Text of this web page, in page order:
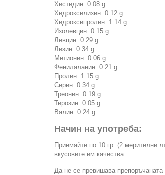
Хистидин: 0.08 g
Хидроксилизин: 0.12 g
Хидроксипролин: 1.14 g
Изолевцин: 0.15 g
Левцин: 0.29 g
Лизин: 0.34 g
Метионин: 0.06 g
Фенилаланин: 0.21 g
Пролин: 1.15 g
Серин: 0.34 g
Треонин: 0.19 g
Тирозин: 0.05 g
Валин: 0.24 g
Начин на употреба:
Приемайте по 10 гр. (2 мерителни
вкусовите им качества.
Да не се превишава